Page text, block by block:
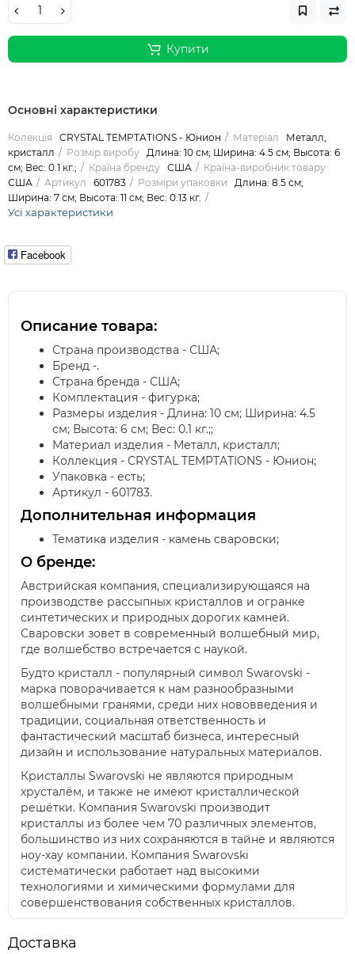
Купити
Основні характеристики
Колекція CRYSTAL TEMPTATIONS - Юнион Матеріал
Металл,
кристалл
Розмір виробу Длина: 10 см; Ширина: 4.5 см; Высота: 6
см; Вес: 0.1 кг.;
Країна бренду США
Країна-виробник товару
США
Артикул 601783 Розміри упаковки
Длина: 8.5 см;
Ширина: 7 см; Высота: 11 см; Вес: 0.13 кг.
Усі характеристики
Facebook
Описание товара:
Страна производства - США;
Бренд -.
Страна бренда - США;
Комплектация - фигурка;
Размеры изделия - Длина: 10 см; Ширина: 4.5
см; Высота: 6 см; Вес: 0.1 кг.;;
Материал изделия - Металл, кристалл;
Коллекция - CRYSTAL TEMPTATIONS - Юнион;
Упаковка - есть;
Артикул - 601783.
Дополнительная информация
Тематика изделия - камень сваровски;
О бренде:
Австрийская компания, специализирующаяся на
производстве рассыпных кристаллов и огранке
синтетических и природных дорогих камней.
Сваровски зовет в современный волшебный мир,
где волшебство встречается с наукой.
Будто кристалл - популярный символ Swarovski -
марка поворачивается к нам разнообразными
волшебными гранями, среди них нововведения и
традиции, социальная ответственность и
фантастический масштаб бизнеса, интересный
дизайн и использование натуральных материалов.
Кристаллы Swarovski не являются природным
хрусталём, и также не имеют кристаллической
решётки. Компания Swarovski производит
кристаллы из более чем 70 различных элементов,
большинство из них сохраняются в тайне и являются
ноу-хау компании. Компания Swarovski
систематически работает над высокими
технологиями и химическими формулами для
совершенствования собственных кристаллов.
Доставка